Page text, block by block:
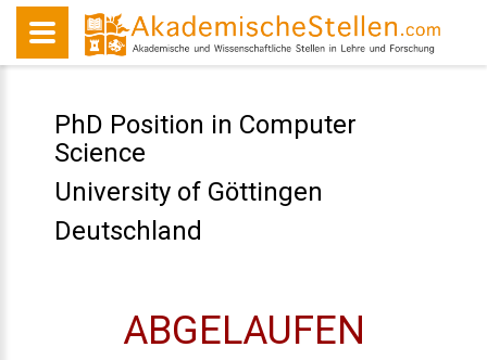
PhD Position in Computer
Science
University of Göttingen
Deutschland
ABGELAUFEN